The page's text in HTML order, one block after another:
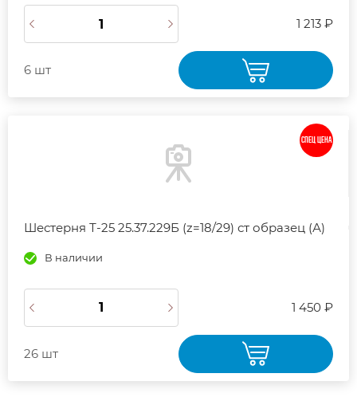
1 213 ₽
6 шт
СПЕЦ ЦЕНА
Шестерня Т-25 25.37.229Б (z=18/29) ст образец (А)
В наличии
1 450 ₽
26 шт